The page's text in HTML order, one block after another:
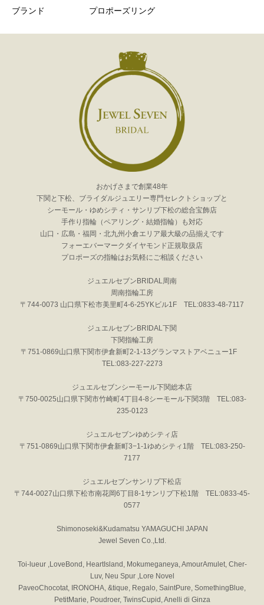
ブランド
プロポーズリング
おかげさまで創業48年
下関と下松、ブライダルジュエリー専門セレクトショップと
シーモール・ゆめシティ・サンリブ下松の総合宝飾店
手作り指輪（ペアリング・結婚指輪）も対応
山口・広島・福岡・北九州小倉エリア最大級の品揃えです
フォーエバーマークダイヤモンド正規取扱店
プロポーズの指輪はお気軽にご相談ください
ジュエルセブンBRIDAL周南
周南指輪工房
〒744-0073 山口県下松市美里町4-6-25YKビル1F TEL:0833-48-7117
ジュエルセブンBRIDAL下関
下関指輪工房
〒751-0869山口県下関市伊倉新町2-1-13グランマストアベニュー1F
TEL:083-227-2273
ジュエルセブンシーモール下関総本店
〒750-0025山口県下関市竹崎町4丁目4-8シーモール下関3階 TEL:083-
235-0123
ジュエルセブンゆめシティ店
〒751-0869山口県下関市伊倉新町3−1-1ゆめシティ1階 TEL:083-250-
7177
ジュエルセブンサンリブ下松店
〒744-0027山口県下松市南花岡6丁目8-1サンリブ下松1階 TEL:0833-45-
0577
Shimonoseki&Kudamatsu YAMAGUCHI JAPAN
Jewel Seven Co.,Ltd.
Toi-lueur ,LoveBond, HeartIsland, Mokumeganeya, AmourAmulet, Cher-
Luv, Neu Spur ,Lore Novel
PaveoChocotat, IRONOHA, &tique, Regalo, SaintPure, SomethingBlue,
PetitMarie, Poudroer, TwinsCupid, Anelli di Ginza